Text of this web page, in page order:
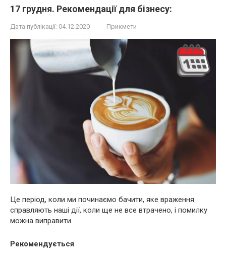
17 грудня. Рекомендації для бізнесу:
Дата публікації: 04.12.2020 Прикмети
Це період, коли ми починаємо бачити, яке враження
справляють наші дії, коли ще не все втрачено, і помилку
можна виправити.
Рекомендується